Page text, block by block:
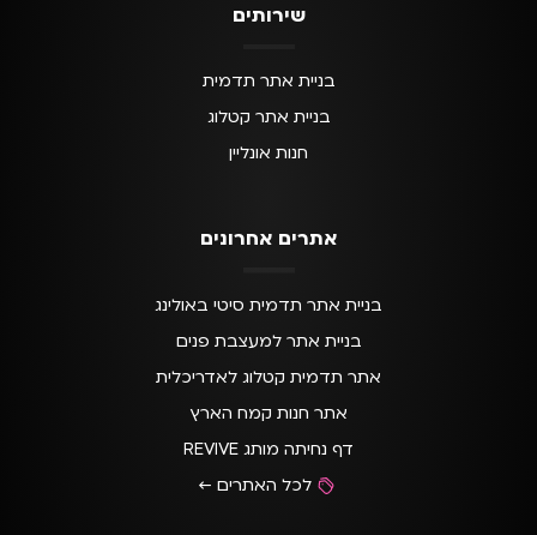
שירותים
בניית אתר תדמית
בניית אתר קטלוג
חנות אונליין
אתרים אחרונים
בניית אתר תדמית סיטי באולינג
בניית אתר למעצבת פנים
אתר תדמית קטלוג לאדריכלית
אתר חנות קמח הארץ
דף נחיתה מותג REVIVE
לכל האתרים ←